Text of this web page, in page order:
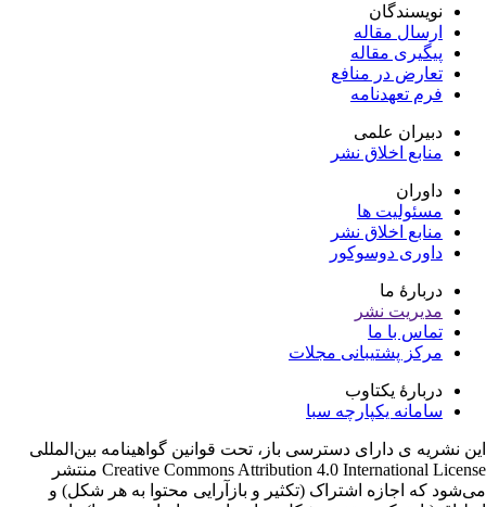
نویسندگان
ارسال مقاله
پیگیری مقاله
تعارض در منافع
فرم تعهدنامه
دبیران علمی
منابع اخلاق نشر
داوران
مسئولیت ها
منابع اخلاق نشر
داوری دوسوکور
دربارۀ ما
مدیریت نشر
تماس با ما
مرکز پشتیبانی مجلات
دربارۀ یکتاوب
سامانه یکپارچه سبا
نشریه ی دارای دسترسی باز، تحت قوانین گواهینامه بین‌المللی
Creative Commons Attribution 4.0 International License منتشر
که اجازه اشتراک (تکثیر و بازآرایی محتوا به هر شکل) و